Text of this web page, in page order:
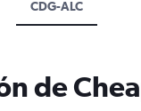
CDG-ALC
de